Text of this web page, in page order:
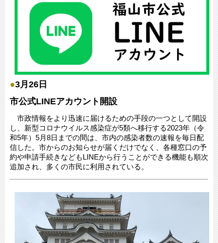
●3月26日
市公式LINEアカウント開設
市政情報をより迅速に届けるための手段の一つとして開設
し、新型コロナウイルス感染症が5類へ移行する2023年（令
和5年）5月8日までの間は、市内の感染者数の速報を毎日配
信した。市からのお知らせが届くだけでなく、各種窓口の予
約や申請手続きなどもLINEから行うことができる機能も順次
追加され、多くの市民に利用されている。